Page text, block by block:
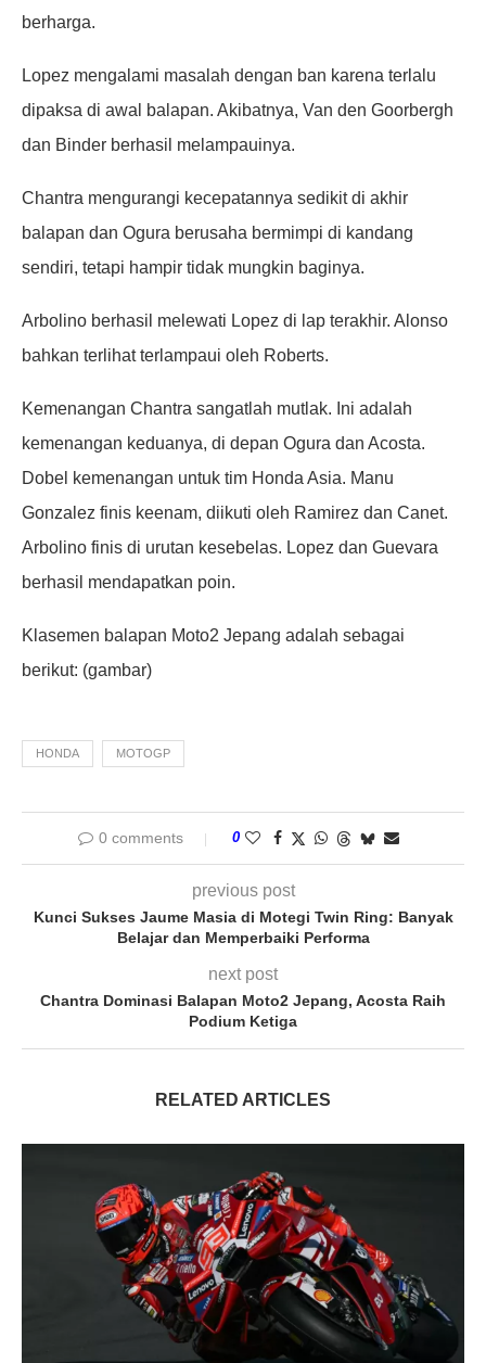
berharga.
Lopez mengalami masalah dengan ban karena terlalu
dipaksa di awal balapan. Akibatnya, Van den Goorbergh
dan Binder berhasil melampauinya.
Chantra mengurangi kecepatannya sedikit di akhir
balapan dan Ogura berusaha bermimpi di kandang
sendiri, tetapi hampir tidak mungkin baginya.
Arbolino berhasil melewati Lopez di lap terakhir. Alonso
bahkan terlihat terlampaui oleh Roberts.
Kemenangan Chantra sangatlah mutlak. Ini adalah
kemenangan keduanya, di depan Ogura dan Acosta.
Dobel kemenangan untuk tim Honda Asia. Manu
Gonzalez finis keenam, diikuti oleh Ramirez dan Canet.
Arbolino finis di urutan kesebelas. Lopez dan Guevara
berhasil mendapatkan poin.
Klasemen balapan Moto2 Jepang adalah sebagai
berikut: (gambar)
HONDA MOTOGP
0 comments 0
previous post
Kunci Sukses Jaume Masia di Motegi Twin Ring: Banyak
Belajar dan Memperbaiki Performa
next post
Chantra Dominasi Balapan Moto2 Jepang, Acosta Raih
Podium Ketiga
RELATED ARTICLES